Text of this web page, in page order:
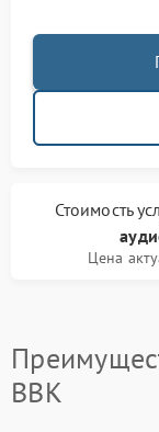
Стоимость
Цена
BBK